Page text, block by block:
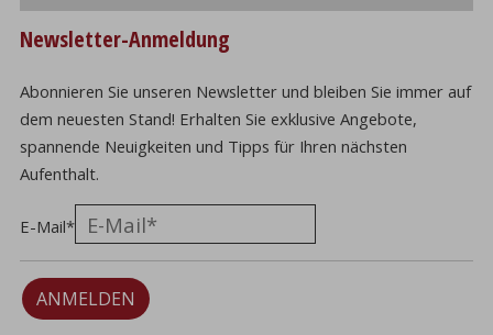
Newsletter-Anmeldung
Abonnieren Sie unseren Newsletter und bleiben Sie immer auf
dem neuesten Stand! Erhalten Sie exklusive Angebote,
spannende Neuigkeiten und Tipps für Ihren nächsten
Aufenthalt.
E-Mail*
ANMELDEN